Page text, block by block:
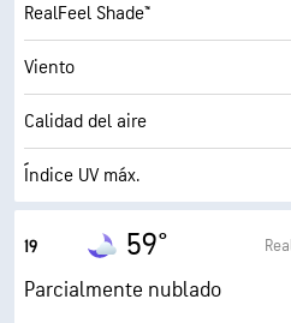
Punto de rocío
AccuLumen Brightness Index™
Nubosidad
Visibilidad
RealFeel Shade™
Viento
Calidad del aire
Índice UV máx.
Humedad
19 59°
Parcialmente nublado